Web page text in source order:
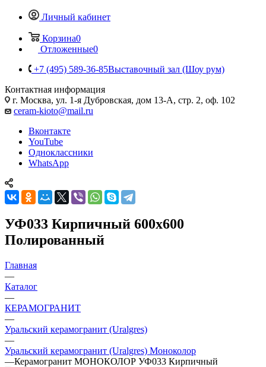
Личный кабинет
Корзина0
Отложенные0
+7 (495) 589-36-85Выставочный зал (Шоу рум)
Контактная информация
г. Москва, ул. 1-я Дубровская, дом 13-А, стр. 2, оф. 102
ceram-kioto@mail.ru
Вконтакте
YouTube
Одноклассники
WhatsApp
УФ033 Кирпичный 600x600
Полированный
Главная
—
Каталог
—
КЕРАМОГРАНИТ
—
Уральский керамогранит (Uralgres)
—
Уральский керамогранит (Uralgres) Моноколор
—Керамогранит МОНОКОЛОР УФ033 Кирпичный